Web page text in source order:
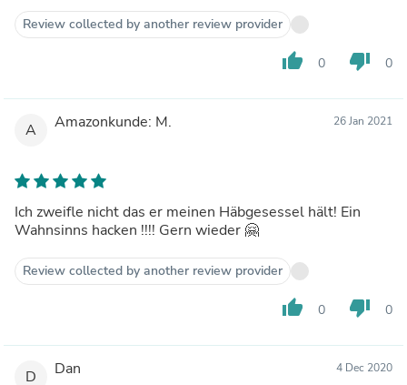
Review collected by another review provider
thumb_up 0 thumb_down 0
A Amazonkunde: M. 26 Jan 2021
Ich zweifle nicht das er meinen Häbgesessel hält! Ein
Wahnsinns hacken !!!! Gern wieder 🤗
Review collected by another review provider
thumb_up 0 thumb_down 0
D Dan 4 Dec 2020